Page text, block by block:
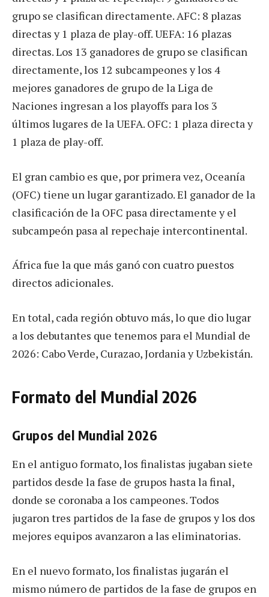
grupo se clasifican directamente. AFC: 8 plazas
directas y 1 plaza de play-off. UEFA: 16 plazas
directas. Los 13 ganadores de grupo se clasifican
directamente, los 12 subcampeones y los 4
mejores ganadores de grupo de la Liga de
Naciones ingresan a los playoffs para los 3
últimos lugares de la UEFA. OFC: 1 plaza directa y
1 plaza de play-off.
El gran cambio es que, por primera vez, Oceanía
(OFC) tiene un lugar garantizado. El ganador de la
clasificación de la OFC pasa directamente y el
subcampeón pasa al repechaje intercontinental.
África fue la que más ganó con cuatro puestos
directos adicionales.
En total, cada región obtuvo más, lo que dio lugar
a los debutantes que tenemos para el Mundial de
2026: Cabo Verde, Curazao, Jordania y Uzbekistán.
Formato del Mundial 2026
Grupos del Mundial 2026
En el antiguo formato, los finalistas jugaban siete
partidos desde la fase de grupos hasta la final,
donde se coronaba a los campeones. Todos
jugaron tres partidos de la fase de grupos y los dos
mejores equipos avanzaron a las eliminatorias.
En el nuevo formato, los finalistas jugarán el
mismo número de partidos de la fase de grupos en